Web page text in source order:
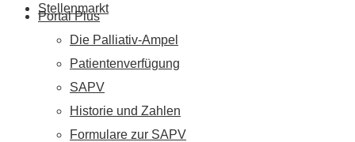
Stellenmarkt
Portal Plus
Die Palliativ-Ampel
Patientenverfügung
SAPV
Historie und Zahlen
Formulare zur SAPV